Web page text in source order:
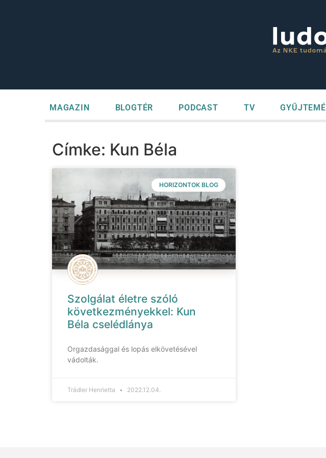
MAGAZIN BLOGTÉR PODCAST TV
Címke: Kun Béla
HORIZONTOK BLOG
Szolgálat életre szóló
következményekkel: Kun
Béla cselédlánya
Orgazdasággal és lopás elkövetésével
vádolták.
Trádler Henrietta 2022.12.04.